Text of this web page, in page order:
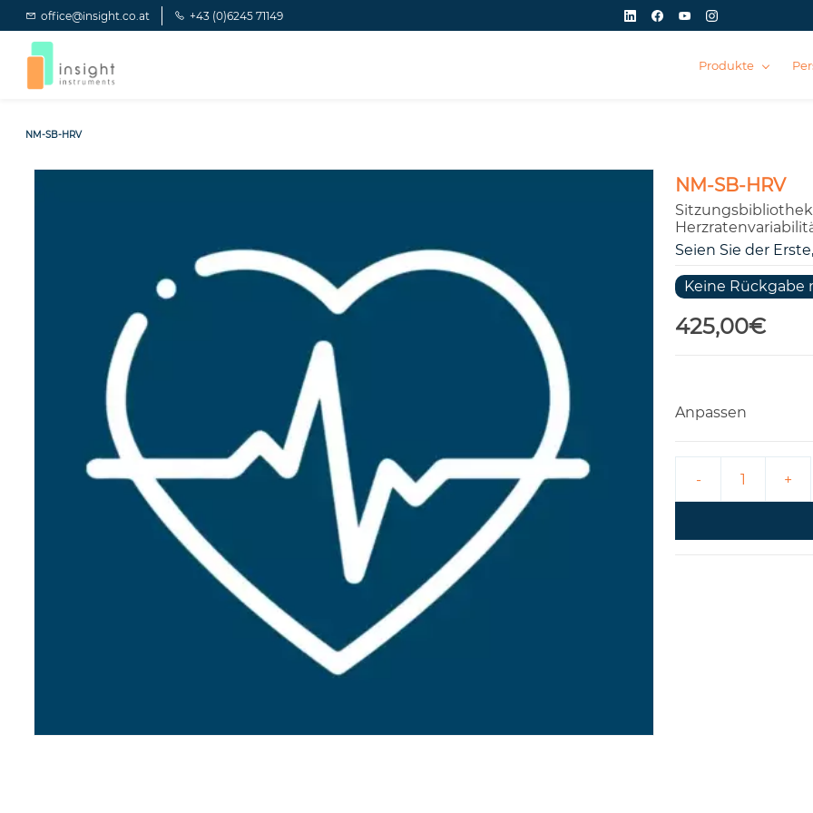
Zum
Hauptinhalt
springen
office@insight.co.at +43 (0)6245 71149
Produkte
NM-SB-HRV
NM-SB-HRV
Seien Sie der
Keine Rückgabe
425,00€
Anpassen